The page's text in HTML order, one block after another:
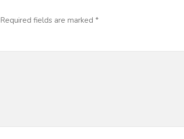
Required fields are marked *